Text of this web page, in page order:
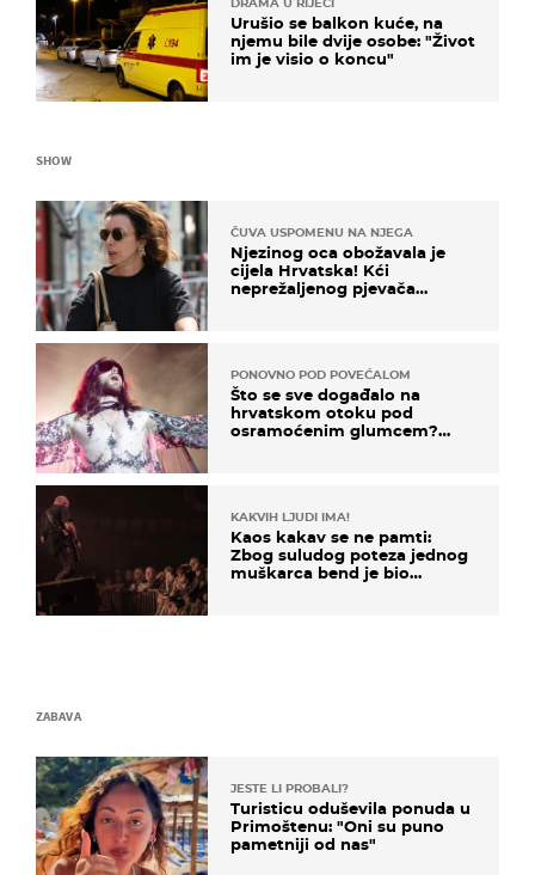
Urušio se balkon kuće, na
njemu bile dvije osobe: "Život
im je visio o koncu"
SHOW
ČUVA USPOMENU NA NJEGA
Njezinog oca obožavala je
cijela Hrvatska! Kći
neprežaljenog pjevača
PONOVNO POD POVEĆALOM
Što se sve događalo na
hrvatskom otoku pod
osramoćenim glumcem?
KAKVIH LJUDI IMA!
Kaos kakav se ne pamti:
Zbog suludog poteza jednog
muškarca bend je bio
ZABAVA
JESTE LI PROBALI?
Turisticu oduševila ponuda u
Primoštenu: "Oni su puno
pametniji od nas"